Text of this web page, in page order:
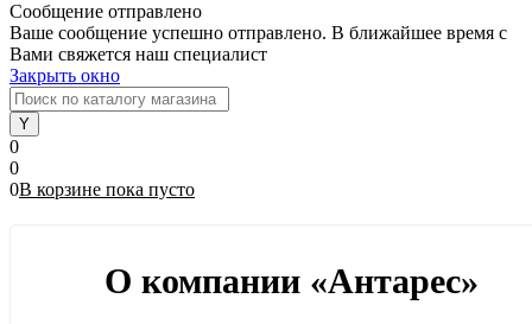
Сообщение отправлено
Ваше сообщение успешно отправлено. В ближайшее время с
Вами свяжется наш специалист
Закрыть окно
0
0
0В корзине пока пусто
О компании «Антарес»